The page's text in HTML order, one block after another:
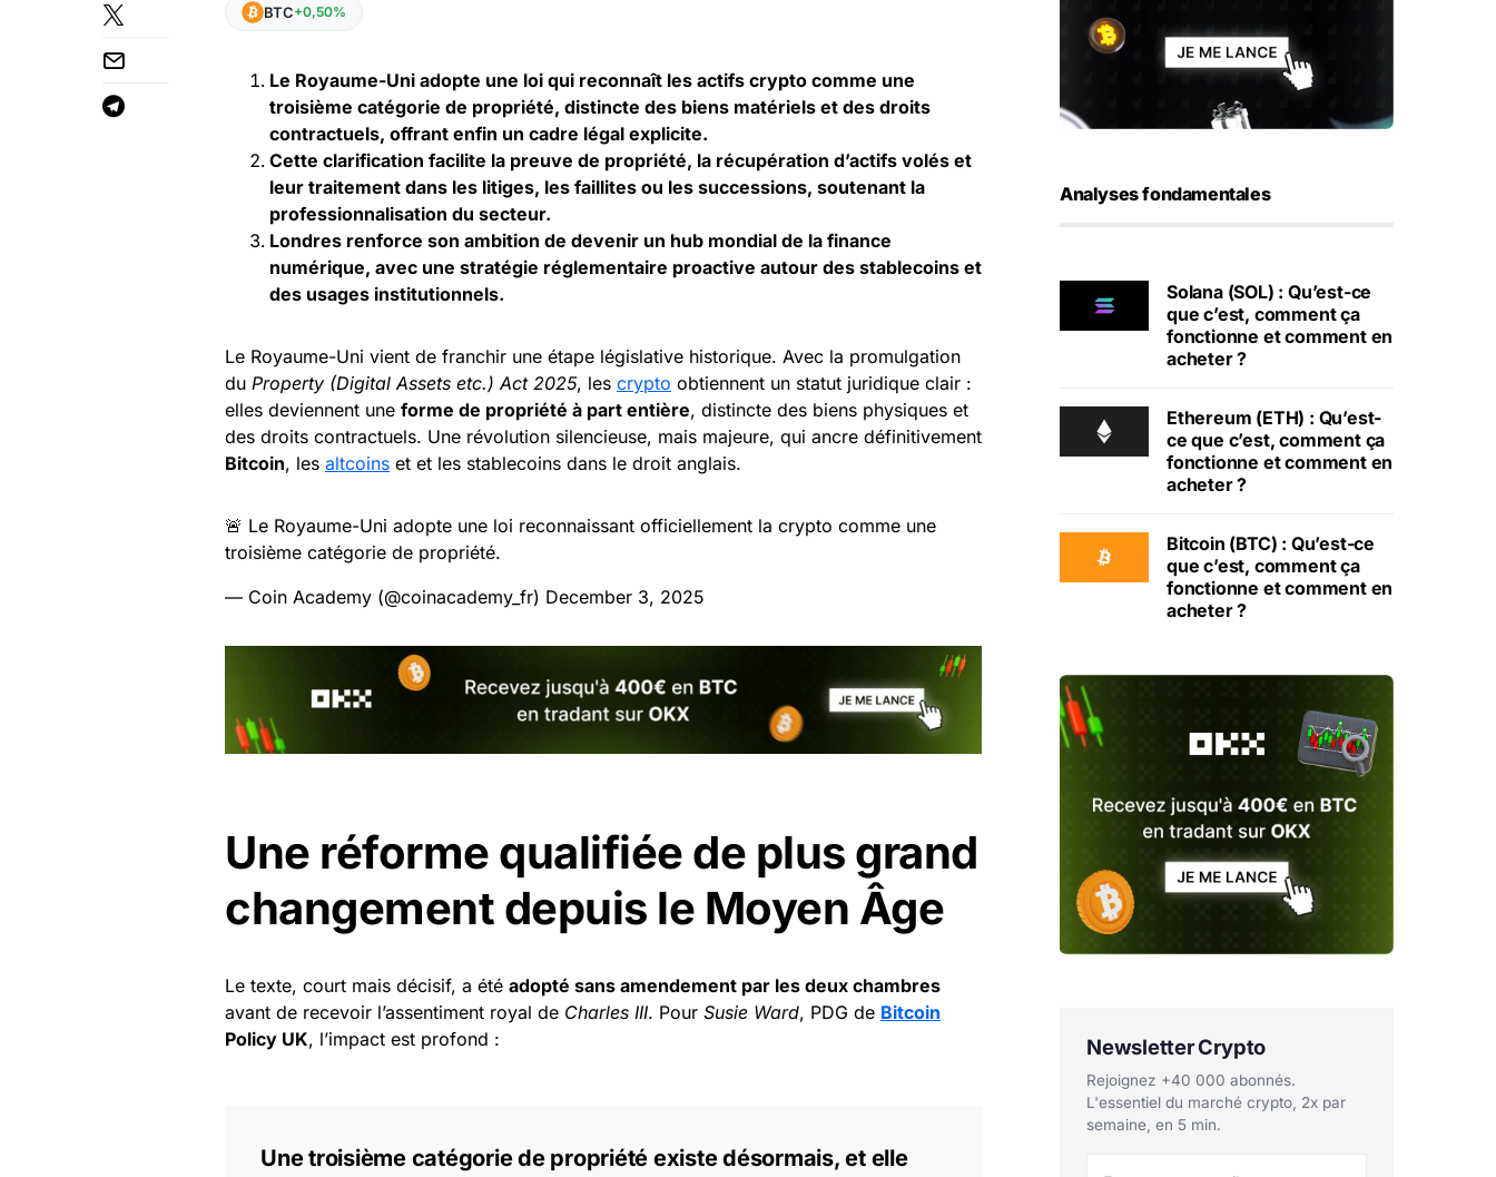
BTC+0,50%
Le Royaume-Uni adopte une loi qui reconnaît les actifs crypto comme une
troisième catégorie de propriété, distincte des biens matériels et des droits
contractuels, offrant enfin un cadre légal explicite.
Cette clarification facilite la preuve de propriété, la récupération d’actifs volés et
leur traitement dans les litiges, les faillites ou les successions, soutenant la
professionnalisation du secteur.
Londres renforce son ambition de devenir un hub mondial de la finance
numérique, avec une stratégie réglementaire proactive autour des stablecoins et
des usages institutionnels.
Le Royaume-Uni vient de franchir une étape législative historique. Avec la promulgation
du Property (Digital Assets etc.) Act 2025, les crypto obtiennent un statut juridique clair :
elles deviennent une forme de propriété à part entière, distincte des biens physiques et
des droits contractuels. Une révolution silencieuse, mais majeure, qui ancre définitivement
Bitcoin, les altcoins et et les stablecoins dans le droit anglais.
🚨 Le Royaume-Uni adopte une loi reconnaissant officiellement la crypto comme une
troisième catégorie de propriété.
— Coin Academy (@coinacademy_fr) December 3, 2025
Une réforme qualifiée de plus grand
changement depuis le Moyen Âge
Le texte, court mais décisif, a été adopté sans amendement par les deux chambres
avant de recevoir l’assentiment royal de Charles III. Pour Susie Ward, PDG de Bitcoin
Policy UK, l’impact est profond :
Une troisième catégorie de propriété existe désormais, et elle
Analyses fondamentales
Solana (SOL) : Qu’est-ce
que c’est, comment ça
fonctionne et comment en
acheter ?
Ethereum (ETH) : Qu’est-
ce que c’est, comment ça
fonctionne et comment en
acheter ?
Bitcoin (BTC) : Qu’est-ce
que c’est, comment ça
fonctionne et comment en
acheter ?
Newsletter Crypto
Rejoignez +40 000 abonnés.
L'essentiel du marché crypto, 2x par
semaine, en 5 min.